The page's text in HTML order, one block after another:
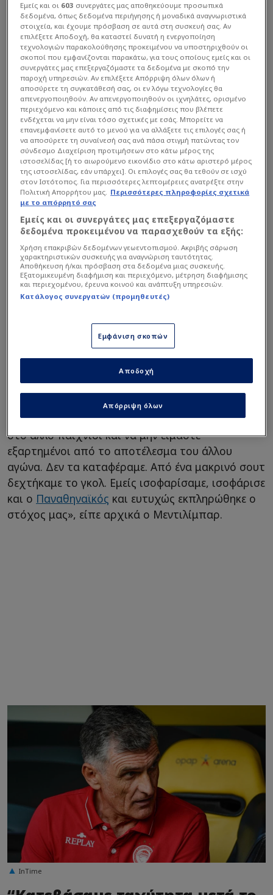
Ο Βάσκος προπονητής παραδέχθηκε ότι το
Champions League… ξεμυάλισε φέτος τους
παίκτες του και χάθηκε η αυτοσυγκέντρωση,
έδωσε και πάλι συγχαρητήρια στην Ένωση για
την κατάκτηση του τίτλου, ενώ συνέστησε
υπομονή για το ρόστερ της νέας σεζόν.
Διαβάστε επίσης...
Νικολακόπουλος: Το λάθος
με ΑΕΚ, ο Ροντινέι και τι
περιμένει ο Ολυμπιακός
Θέλει φορ που βγάζει...
γκολ φέτος (ΒΙΝΤΕΟ)
«Σήμερα προσπαθήσαμε να κερδίσουμε. Μπήκαμε
δυναμικά. Είχαμε τον έλεγχο, κάναμε πολλές
ευκαιρίες και σκοράραμε. Θέλαμε να βάλουμε κι
ένα γκολ, έτσι ώστε να μην έχουμε το μυαλό μας
στο άλλο παιχνίδι και να μην είμαστε
εξαρτημένοι από το αποτέλεσμα του άλλου
αγώνα. Δεν τα καταφέραμε. Από ένα μακρινό σουτ
δεχτήκαμε το γκολ. Εμείς ισοφαρίσαμε, ισοφάρισε
και ο Παναθηναϊκός και ευτυχώς εκπληρώθηκε ο
στόχος μας», είπε αρχικά ο Μεντιλίμπαρ.
InTime
Εμείς και οι 603 συνεργάτες μας αποθηκεύουμε προσωπικά
δεδομένα, όπως δεδομένα περιήγησης ή μοναδικά αναγνωριστικά
στοιχεία, και έχουμε πρόσβαση σε αυτά στη συσκευή σας. Αν
επιλέξετε Αποδοχή, θα καταστεί δυνατή η ενεργοποίηση
τεχνολογιών παρακολούθησης προκειμένου να υποστηριχθούν οι
σκοποί που εμφανίζονται παρακάτω, για τους οποίους εμείς και οι
συνεργάτες μας επεξεργαζόμαστε τα δεδομένα με σκοπό την
παροχή υπηρεσιών. Αν επιλέξετε Απόρριψη όλων όλων ή
αποσύρετε τη συγκατάθεσή σας, οι εν λόγω τεχνολογίες θα
απενεργοποιηθούν. Αν απενεργοποιηθούν οι ιχνηλάτες, ορισμένο
περιεχόμενο και κάποιες από τις διαφημίσεις που βλέπετε
ενδέχεται να μην είναι τόσο σχετικές με εσάς. Μπορείτε να
επανεμφανίσετε αυτό το μενού για να αλλάξετε τις επιλογές σας ή
να αποσύρετε τη συναίνεσή σας ανά πάσα στιγμή πατώντας τον
σύνδεσμο Διαχείριση προτιμήσεων στο κάτω μέρος της
ιστοσελίδας [ή το αιωρούμενο εικονίδιο στο κάτω αριστερό μέρος
της ιστοσελίδας, εάν υπάρχει]. Οι επιλογές σας θα τεθούν σε ισχύ
στον Ιστότοπος. Για περισσότερες λεπτομέρειες ανατρέξτε στην
Πολιτική Απορρήτου μας. Περισσότερες πληροφορίες σχετικά
με το απόρρητό σας
Εμείς και οι συνεργάτες μας επεξεργαζόμαστε
δεδομένα προκειμένου να παρασχεθούν τα εξής:
Χρήση επακριβών δεδομένων γεωεντοπισμού. Ακριβής σάρωση
χαρακτηριστικών συσκευής για αναγνώριση ταυτότητας.
Αποθήκευση ή/και πρόσβαση στα δεδομένα μιας συσκευής.
Εξατομικευμένη διαφήμιση και περιεχόμενο, μέτρηση διαφήμισης
και περιεχομένου, έρευνα κοινού και ανάπτυξη υπηρεσιών.
Κατάλογος συνεργατών (προμηθευτές)
Εμφάνιση σκοπών
Απόρριψη όλων
Αποδοχή